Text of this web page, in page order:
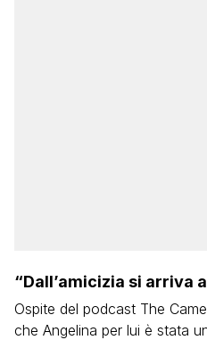
“Dall’amicizia si arriva
Ospite del podcast The
che Angelina per lui è stata